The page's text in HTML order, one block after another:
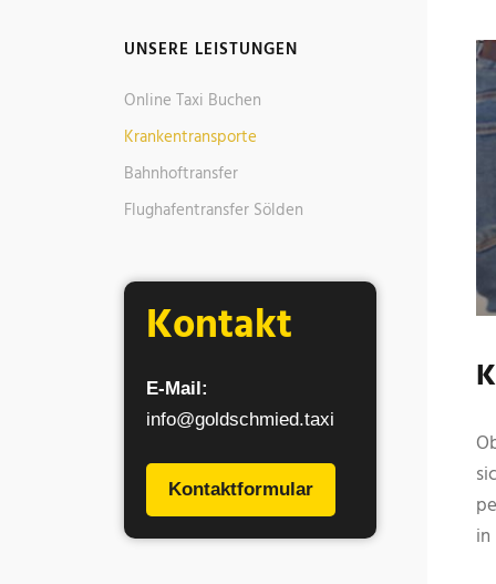
UNSERE LEISTUNGEN
Online Taxi Buchen
Krankentransporte
Bahnhoftransfer
Flughafentransfer Sölden
Kontakt
E-Mail:
info@goldschmied.taxi
Kontaktformular